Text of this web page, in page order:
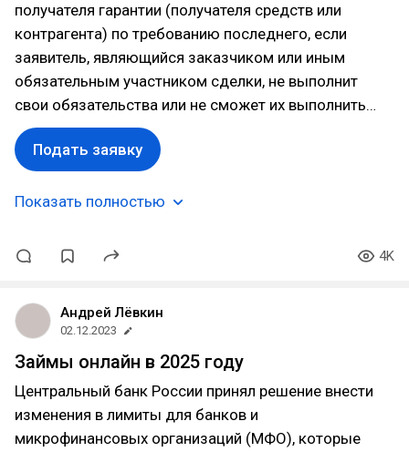
получателя гарантии (получателя средств или
контрагента) по требованию последнего, если
заявитель, являющийся заказчиком или иным
обязательным участником сделки, не выполнит
свои обязательства или не сможет их выполнить…
Подать заявку
Показать полностью
4K
Андрей Лёвкин
02.12.2023
Займы онлайн в 2025 году
Центральный банк России принял решение внести
изменения в лимиты для банков и
микрофинансовых организаций (МФО), которые